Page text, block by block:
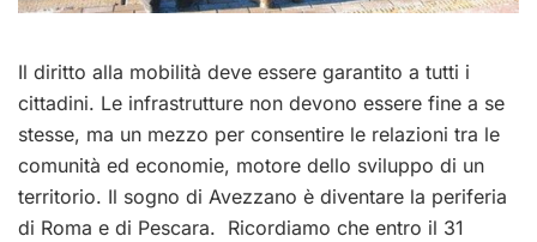
Il diritto alla mobilità deve essere garantito a tutti i
cittadini. Le infrastrutture non devono essere fine a se
stesse, ma un mezzo per consentire le relazioni tra le
comunità ed economie, motore dello sviluppo di un
territorio. Il sogno di Avezzano è diventare la periferia
di Roma e di Pescara. Ricordiamo che entro il 31